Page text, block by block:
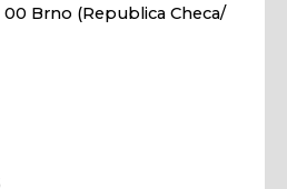
00 Brno (Republica Checa/